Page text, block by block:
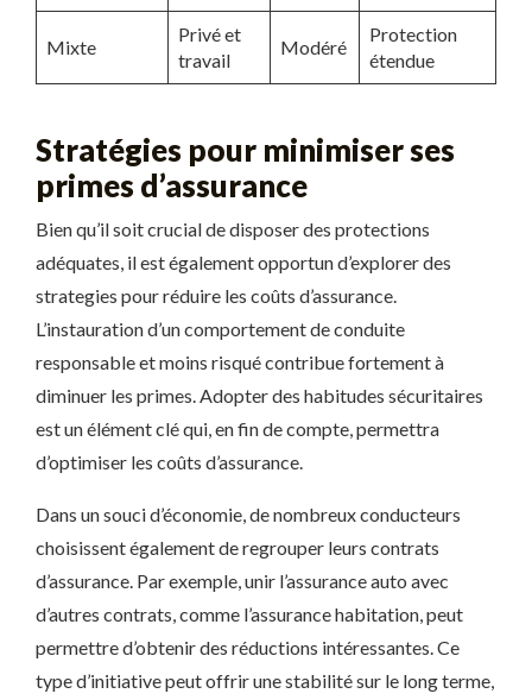
Mixte
Privé et
travail
Modéré
Protection
étendue
Stratégies pour minimiser ses
primes d’assurance
Bien qu’il soit crucial de disposer des protections
adéquates, il est également opportun d’explorer des
strategies pour réduire les coûts d’assurance.
L’instauration d’un comportement de conduite
responsable et moins risqué contribue fortement à
diminuer les primes. Adopter des habitudes sécuritaires
est un élément clé qui, en fin de compte, permettra
d’optimiser les coûts d’assurance.
Dans un souci d’économie, de nombreux conducteurs
choisissent également de regrouper leurs contrats
d’assurance. Par exemple, unir l’assurance auto avec
d’autres contrats, comme l’assurance habitation, peut
permettre d’obtenir des réductions intéressantes. Ce
type d’initiative peut offrir une stabilité sur le long terme,